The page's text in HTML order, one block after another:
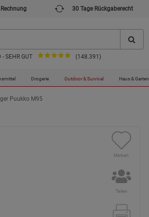
30 Tage Rückgaberecht
SEHR GUT (148.391)
Drogerie Outdoor & Survival Haus & Garten
Puukko M95
Merken
Teilen